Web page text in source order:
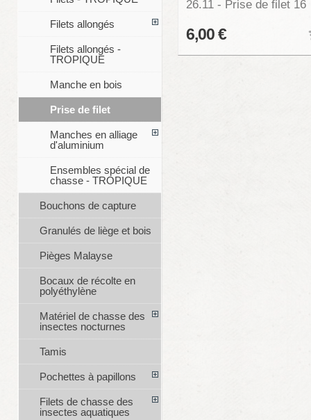
26.11 - Prise de filet 16
6,00 €
Filets allongés
Filets allongés -
TROPIQUE
Manche en bois
Prise de filet
Manches en alliage
d'aluminium
Ensembles spécial de
chasse - TROPIQUE
Bouchons de capture
Granulés de liège et bois
Pièges Malayse
Bocaux de récolte en
polyéthylène
Matériel de chasse des
insectes nocturnes
Tamis
Pochettes à papillons
Filets de chasse des
insectes aquatiques